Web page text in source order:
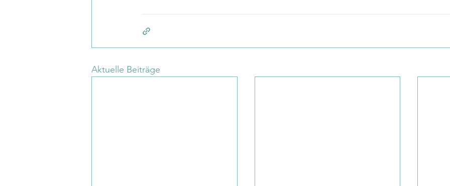
Aktuelle Beiträge